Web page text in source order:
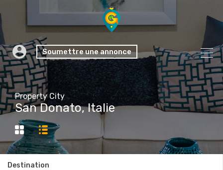
Soumettre une annonce
Property City
San Donato, Italie
Destination